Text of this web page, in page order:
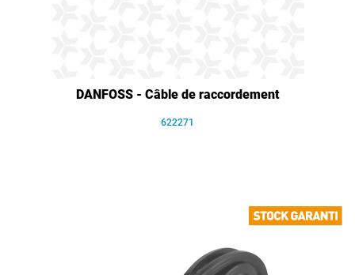
DANFOSS - Câble de raccordement
622271